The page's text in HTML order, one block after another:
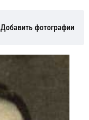
Добавить фотографии